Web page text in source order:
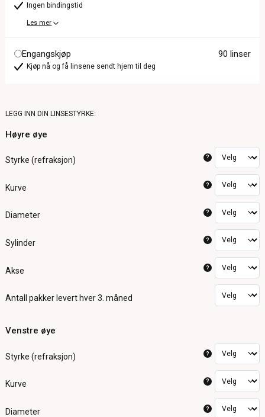
Ingen bindingstid
Les mer
Engangskjøp 90 linser
Kjøp nå og få linsene sendt hjem til deg
LEGG INN DIN LINSESTYRKE:
Høyre øye
Styrke (refraksjon) ?
Kurve ?
Diameter ?
Sylinder ?
Akse ?
Antall pakker levert hver 3. måned
Venstre øye
Styrke (refraksjon) ?
Kurve ?
Diameter ?